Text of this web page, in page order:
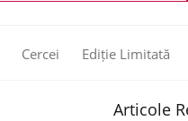
Cercei Ediție Limitată
Articole